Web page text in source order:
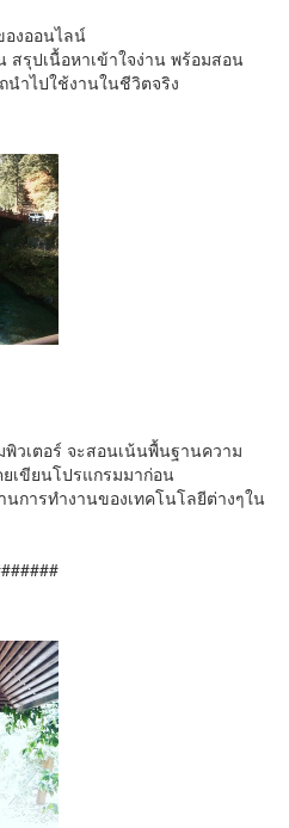
องออนไลน์
รุปเนื้อหาเข้าใจง่าน พร้อมสอน
นำไปใช้งานในชีวิตจริง
วเตอร์ จะสอนเน้นพื้นฐานความ
ยเขียนโปรแกรมมาก่อน
การทำงานของเทคโนโลยีต่างๆใน